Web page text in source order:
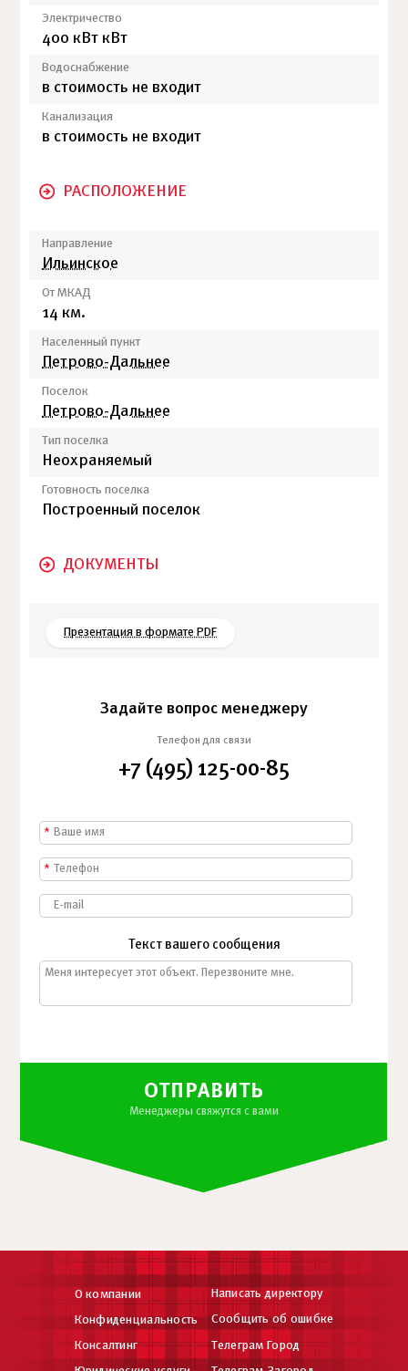
Электричество
400 кВт кВт
Водоснабжение
в стоимость не входит
Канализация
в стоимость не входит
РАСПОЛОЖЕНИЕ
Направление
Ильинское
От МКАД
14 км.
Населенный пункт
Петрово-Дальнее
Поселок
Петрово-Дальнее
Тип поселка
Неохраняемый
Готовность поселка
Построенный поселок
ДОКУМЕНТЫ
Презентация в формате PDF
Задайте вопрос менеджеру
Телефон для связи
+7 (495) 125-00-85
*
*
Текст вашего сообщения
ОТПРАВИТЬ
Менеджеры свяжутся с вами
О компании
Конфиденциальность
Консалтинг
Написать директору
Сообщить об ошибке
Телеграм Город